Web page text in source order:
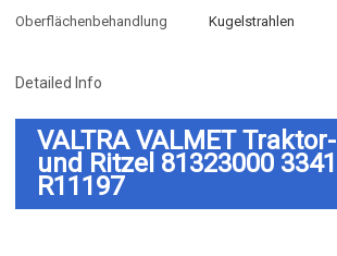
Oberflächenbehandlung
Kugelstrahlen
Detailed Info
VALTRA VALMET
und Ritzel 81323000
R11197